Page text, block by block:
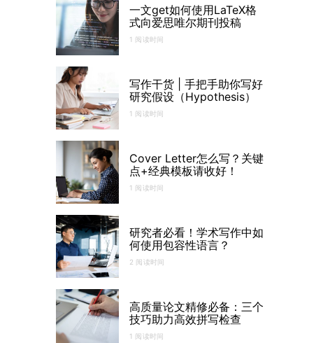
一文get如何使用LaTeX格
式向爱思唯尔期刊投稿
1 阅读时间
写作干货 | 手把手助你写好
研究假设（Hypothesis）
1 阅读时间
Cover Letter怎么写？关键
点+经典模板请收好！
1 阅读时间
研究者必看！学术写作中如
何使用包容性语言？
2 阅读时间
高质量论文精修必备：三个
技巧助力高效拼写检查
1 阅读时间